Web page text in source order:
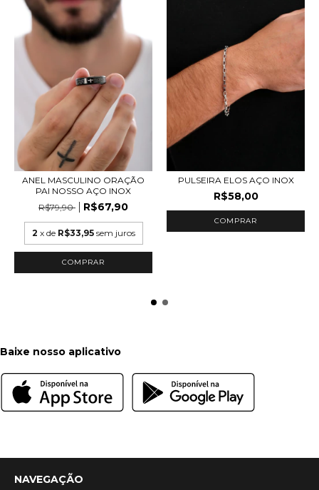
ANEL MASCULINO ORAÇÃO
PAI NOSSO AÇO INOX
R$79,90
R$67,90
2 x de R$33,95 sem juros
COMPRAR
PULSEIRA ELOS AÇO INOX
R$58,00
Baixe nosso aplicativo
NAVEGAÇÃO